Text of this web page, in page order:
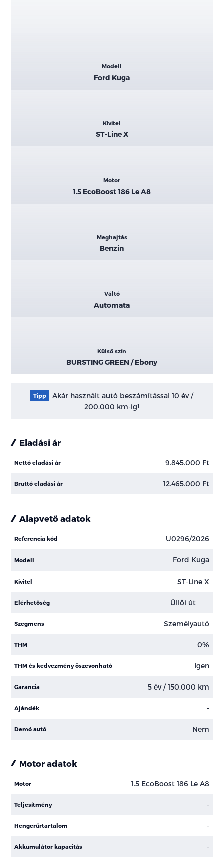
Modell
Ford Kuga
Kivitel
ST-Line X
Motor
1.5 EcoBoost 186 Le A8
Meghajtás
Benzin
Váltó
Automata
Külső szín
BURSTING GREEN / Ebony
Tipp
Akár használt autó beszámítással 10 év /
200.000 km-ig1
Eladási ár
Nettó eladási ár 9.845.000 Ft
Bruttó eladási ár 12.465.000 Ft
Alapvető adatok
Referencia kód U0296/2026
Modell Ford Kuga
Kivitel ST-Line X
Elérhetőség Üllői út
Szegmens Személyautó
THM 0%
THM és kedvezmény öszevonható Igen
Garancia 5 év / 150.000 km
Ajándék -
Demó autó Nem
Motor adatok
Motor 1.5 EcoBoost 186 Le A8
Teljesítmény -
Hengerűrtartalom -
Akkumulátor kapacitás -